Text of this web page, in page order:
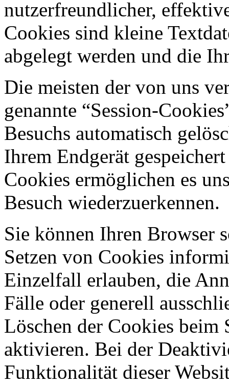
nutzerfreundlicher,
Cookies sind kleine
abgelegt werden und die
Die meisten der von uns
genannte “Session-
Besuchs automatisch
Ihrem Endgerät
Cookies ermöglichen es
Besuch wiederzuerkennen.
Sie können Ihren Browser
Setzen von Cookies
Einzelfall erlauben, die
Fälle oder generell
Löschen der Cookies beim
aktivieren. Bei der
Funktionalität dieser